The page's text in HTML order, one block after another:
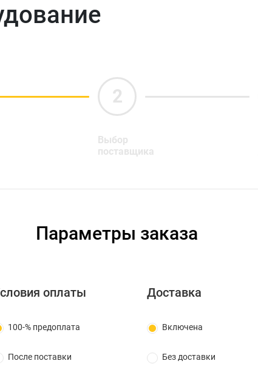
Выбор
поставщика
Параметры заказа
оплаты
100-% предоплата
После поставки
Доставка
Включена
Без доставки